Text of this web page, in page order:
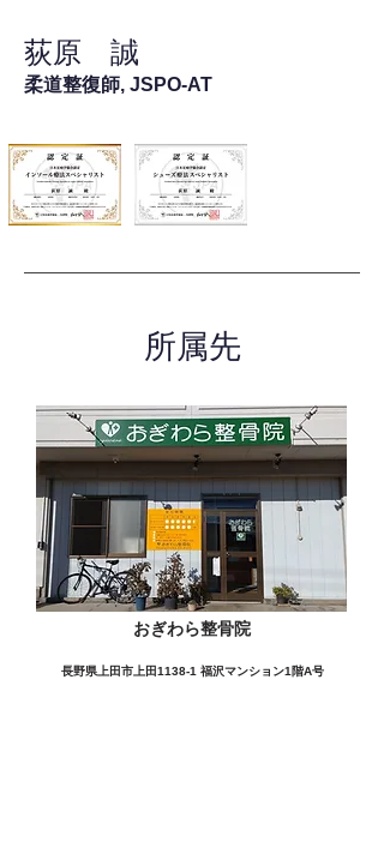
荻原 誠
柔道整復師, JSPO-AT
所属先
おぎわら整骨院
長野県上田市上田1138-1 福沢マンション1階A号